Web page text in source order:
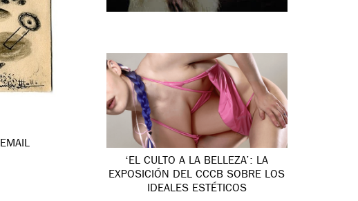
EMAIL
‘EL CULTO A LA BELLEZA’: LA
EXPOSICIÓN DEL CCCB SOBRE LOS
IDEALES ESTÉTICOS